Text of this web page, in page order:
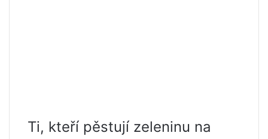
Ti, kteří pěstují zeleninu na